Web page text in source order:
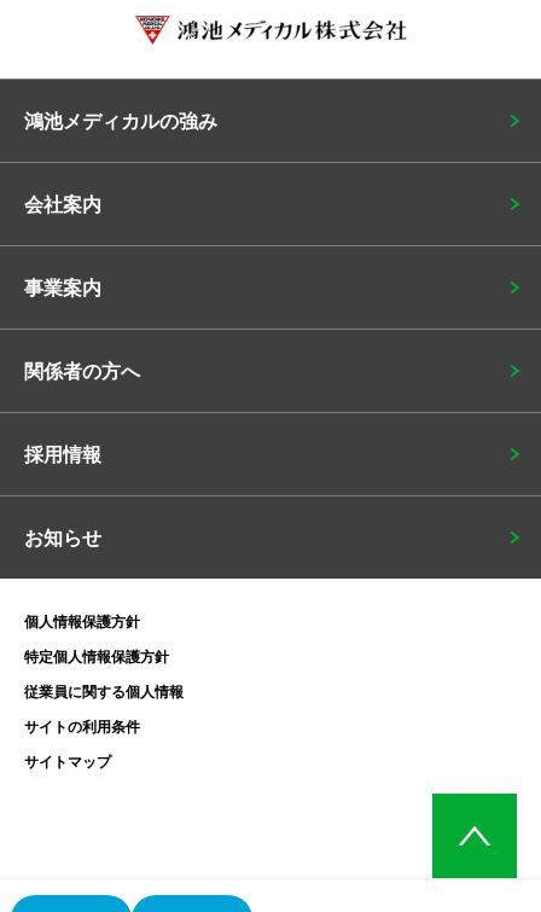
鴻池メディカルの強み
会社案内
事業案内
関係者の方へ
採用情報
お知らせ
個人情報保護方針
特定個人情報保護方針
従業員に関する個人情報
サイトの利用条件
サイトマップ